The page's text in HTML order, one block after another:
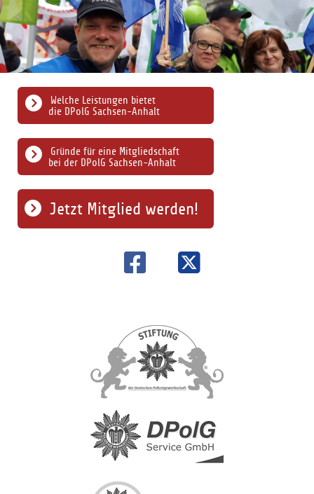
Gründe für eine Mitgliedschaft
bei der DPolG Sachsen-Anhalt
Welche Leistungen bietet
die DPolG Sachsen-Anhalt
Jetzt Mitglied werden!